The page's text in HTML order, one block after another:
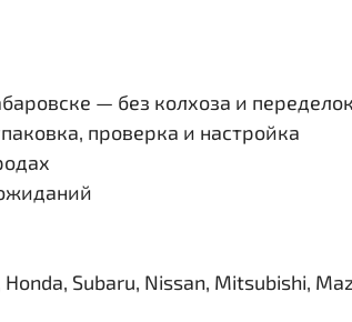
— без колхоза и переделок
проверка и настройка
Subaru, Nissan, Mitsubishi,